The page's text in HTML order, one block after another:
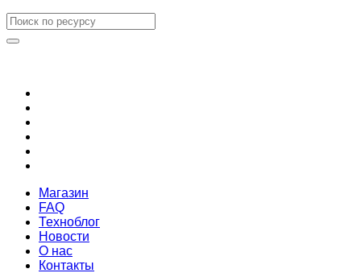
Магазин
FAQ
Техноблог
Новости
О нас
Контакты